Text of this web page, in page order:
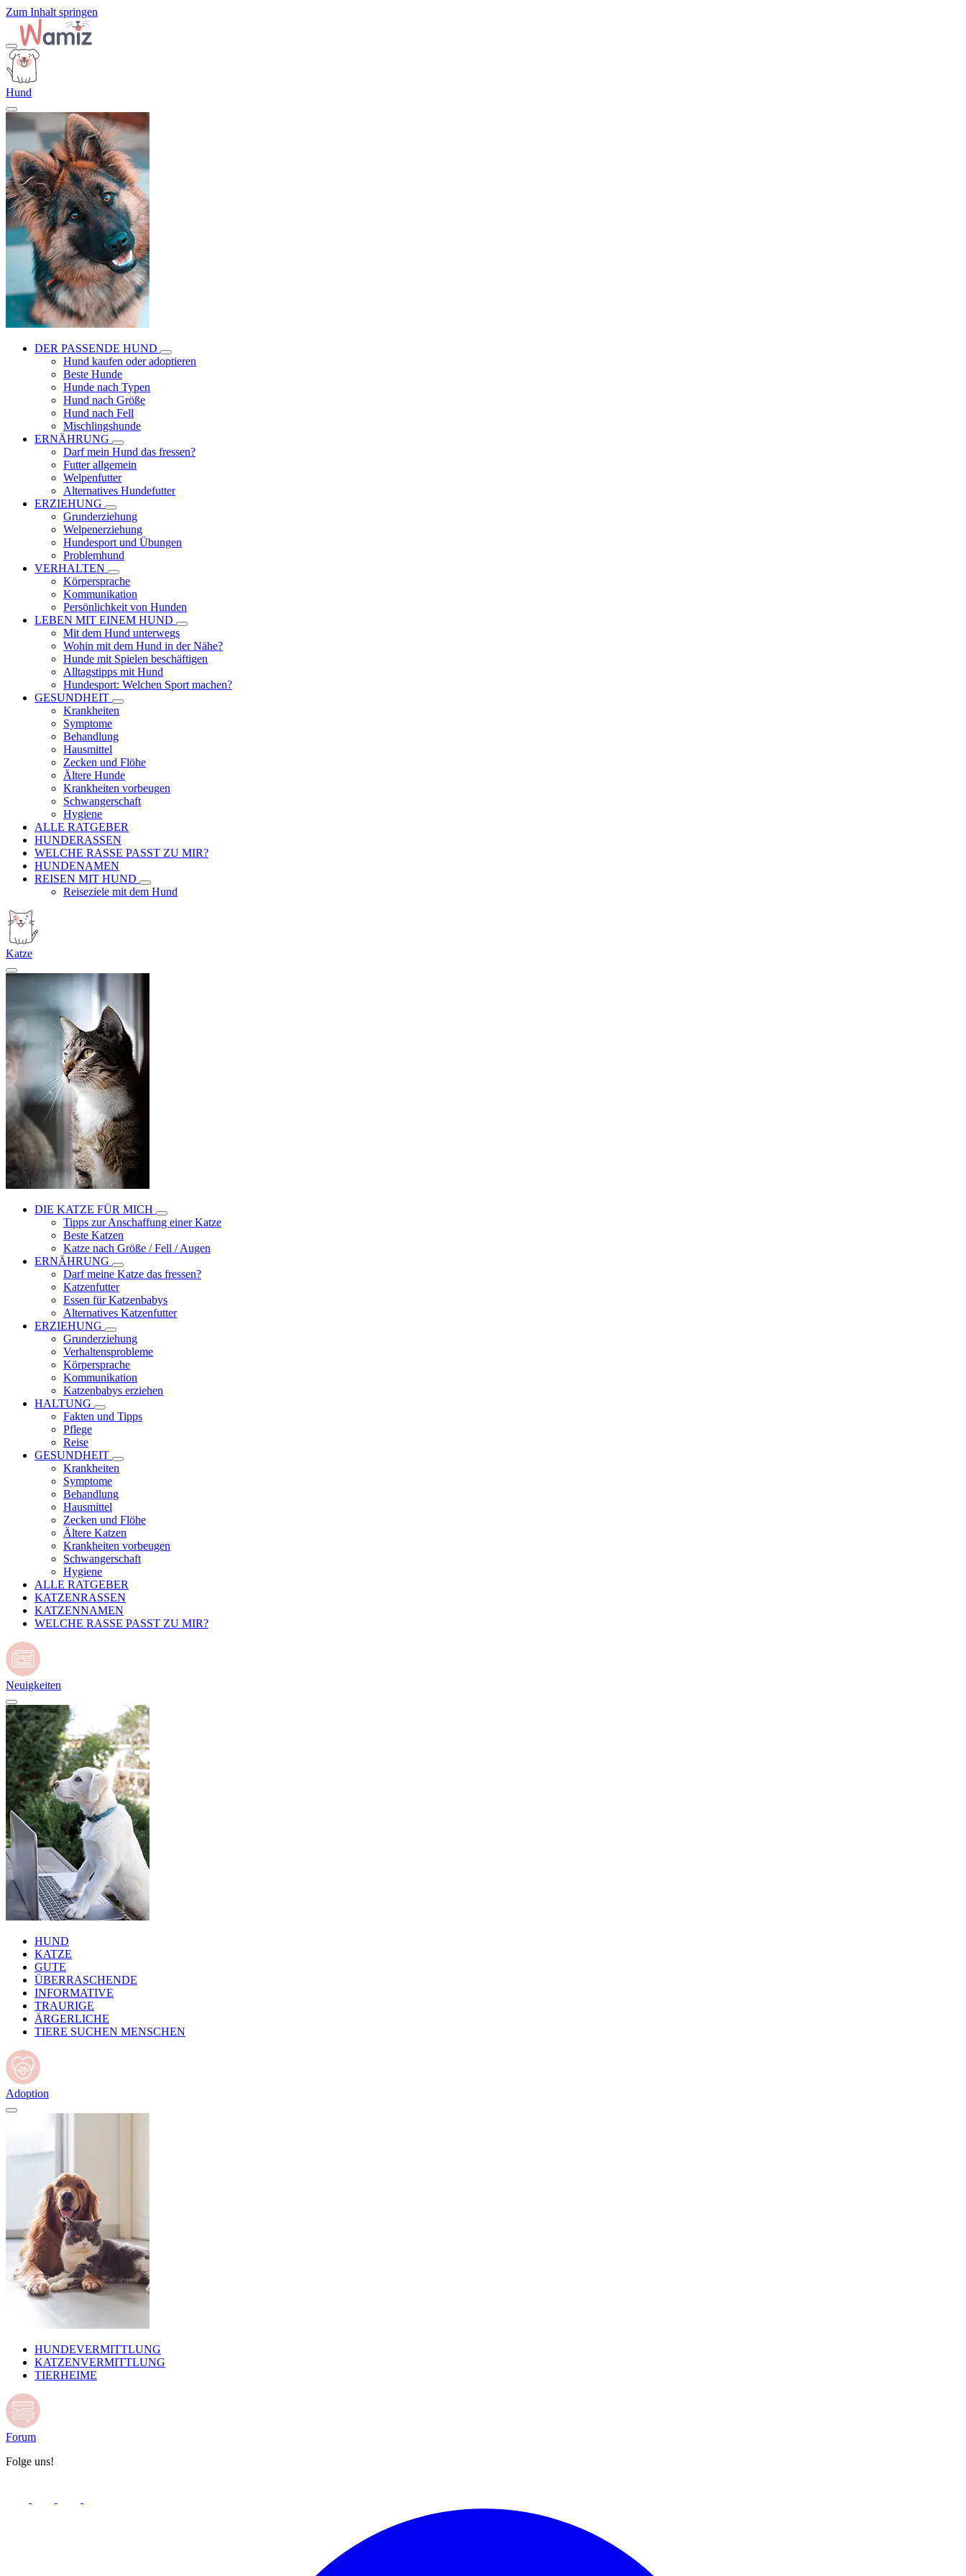
Zum Inhalt springen
Hund
DER PASSENDE HUND
Hund kaufen oder adoptieren
Beste Hunde
Hunde nach Typen
Hund nach Größe
Hund nach Fell
Mischlingshunde
ERNÄHRUNG
Darf mein Hund das fressen?
Futter allgemein
Welpenfutter
Alternatives Hundefutter
ERZIEHUNG
Grunderziehung
Welpenerziehung
Hundesport und Übungen
Problemhund
VERHALTEN
Körpersprache
Kommunikation
Persönlichkeit von Hunden
LEBEN MIT EINEM HUND
Mit dem Hund unterwegs
Wohin mit dem Hund in der Nähe?
Hunde mit Spielen beschäftigen
Alltagstipps mit Hund
Hundesport: Welchen Sport machen?
GESUNDHEIT
Krankheiten
Symptome
Behandlung
Hausmittel
Zecken und Flöhe
Ältere Hunde
Krankheiten vorbeugen
Schwangerschaft
Hygiene
ALLE RATGEBER
HUNDERASSEN
WELCHE RASSE PASST ZU MIR?
HUNDENAMEN
REISEN MIT HUND
Reiseziele mit dem Hund
Katze
DIE KATZE FÜR MICH
Tipps zur Anschaffung einer Katze
Beste Katzen
Katze nach Größe / Fell / Augen
ERNÄHRUNG
Darf meine Katze das fressen?
Katzenfutter
Essen für Katzenbabys
Alternatives Katzenfutter
ERZIEHUNG
Grunderziehung
Verhaltensprobleme
Körpersprache
Kommunikation
Katzenbabys erziehen
HALTUNG
Fakten und Tipps
Pflege
Reise
GESUNDHEIT
Krankheiten
Symptome
Behandlung
Hausmittel
Zecken und Flöhe
Ältere Katzen
Krankheiten vorbeugen
Schwangerschaft
Hygiene
ALLE RATGEBER
KATZENRASSEN
KATZENNAMEN
WELCHE RASSE PASST ZU MIR?
Neuigkeiten
HUND
KATZE
GUTE
ÜBERRASCHENDE
INFORMATIVE
TRAURIGE
ÄRGERLICHE
TIERE SUCHEN MENSCHEN
Adoption
HUNDEVERMITTLUNG
KATZENVERMITTLUNG
TIERHEIME
Forum
Folge uns!